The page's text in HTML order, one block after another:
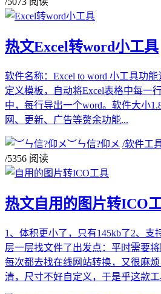
热文Excel转word小工具
软件名称：Excel to word 小工具功
定义模板，自动将Excel表格中每一
中，每行导出一个word。软件大小
网、更新、广告等赘余功能...
︶ㄣ信?仰メ /软件工
/5356 阅读
热文 自用的图片转ICO
1、体积更小了，只有145kb了2、支
层一层找文件了出发点：平时需要
每次都去找在线网站转换，又很麻
清，尺寸不好自定义，于是乎这款